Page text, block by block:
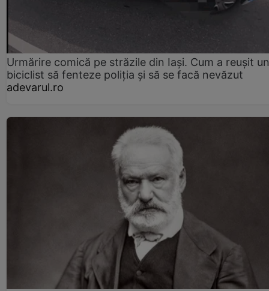
Urmărire comică pe străzile din Iași. Cum a reușit un
biciclist să fenteze poliția și să se facă nevăzut
adevarul.ro